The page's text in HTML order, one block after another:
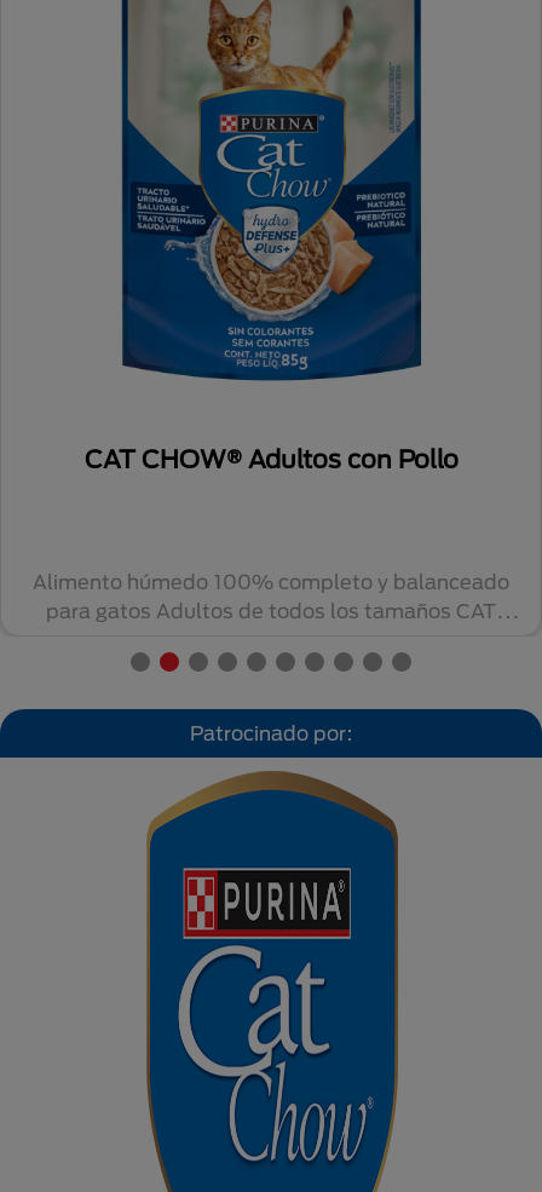
CAT CHOW® Adultos con Pollo
Alimento húmedo 100% completo y balanceado
para gatos Adultos de todos los tamaños CAT
Patrocinado por: